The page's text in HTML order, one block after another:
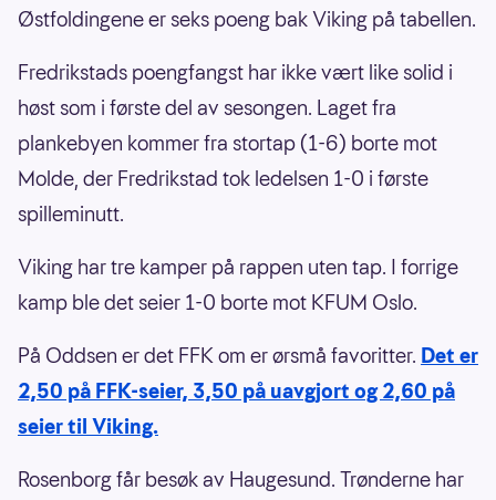
Østfoldingene er seks poeng bak Viking på tabellen.
Fredrikstads poengfangst har ikke vært like solid i
høst som i første del av sesongen. Laget fra
plankebyen kommer fra stortap (1-6) borte mot
Molde, der Fredrikstad tok ledelsen 1-0 i første
spilleminutt.
Viking har tre kamper på rappen uten tap. I forrige
kamp ble det seier 1-0 borte mot KFUM Oslo.
På Oddsen er det FFK om er ørsmå favoritter. Det er
2,50 på FFK-seier, 3,50 på uavgjort og 2,60 på
seier til Viking.
Rosenborg får besøk av Haugesund. Trønderne har